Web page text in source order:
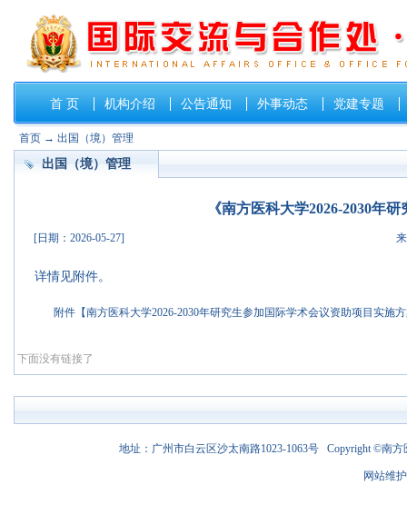
首 页 机构介绍 公告通知 外事动态 党建专题
首页 → 出国（境）管理
出国（境）管理
《南方医科大学2026-2030年
[日期：2026-05-27]
详情见附件。
附件【南方医科大学2026-2030年研究生参加国际学术会议资助项目实施
下面没有链接了
地址：广州市白云区沙太南路1023-1063号 Copyright ©南
网站维